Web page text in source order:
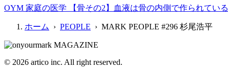
OYM 家庭の医学 【骨その2】血液は骨の内側で作られている
ホーム › PEOPLE › MARK PEOPLE #296 杉尾浩平
© 2026 artico inc. All right reserved.